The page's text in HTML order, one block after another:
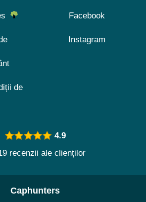
de
Facebook
Instagram
4.9
recenzii ale clienților
Caphunters